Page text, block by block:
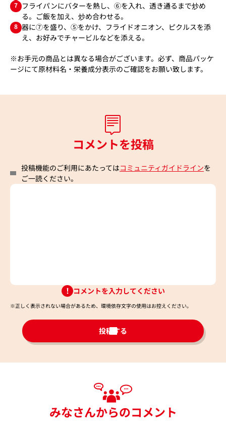
7 フライパンにバターを熱し、⑥を入れ、透き通るまで炒め
る。ご飯を加え、炒め合わせる。
8 器に⑦を盛り、⑤をかけ、フライドオニオン、ピクルスを添
え、お好みでチャービルなどを添える。
※お手元の商品とは異なる場合がございます。必ず、商品パッケ
ージにて原材料名・栄養成分表示のご確認をお願い致します。
コメントを投稿
投稿機能のご利用にあたってはコミュニティガイドラインを
ご一読ください。
コメントを入力してください
※正しく表示されない場合があるため、環境依存文字の使用はお控えください。​
投稿する
みなさんからのコメント